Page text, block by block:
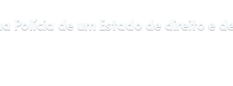
Polícia de um Estado de direito e